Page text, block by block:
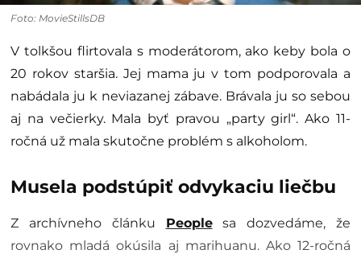
Foto: MovieStillsDB
V tolkšou flirtovala s moderátorom, ako keby bola o
20 rokov staršia. Jej mama ju v tom podporovala a
nabádala ju k neviazanej zábave. Brávala ju so sebou
aj na večierky. Mala byť pravou „party girl“. Ako 11-
ročná už mala skutočne problém s alkoholom.
Musela podstúpiť odvykaciu liečbu
Z archívneho článku Peoplesa dozvedáme, že
rovnako mladá okúsila aj marihuanu. Ako 12-ročná